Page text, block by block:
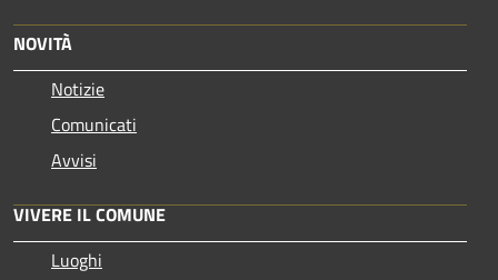
NOVITÀ
Notizie
Comunicati
Avvisi
VIVERE IL COMUNE
Luoghi